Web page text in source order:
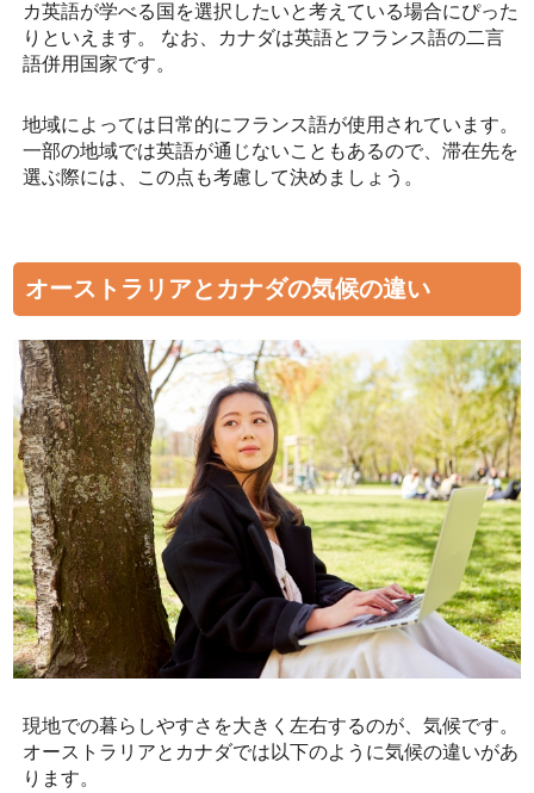
カ英語が学べる国を選択したいと考えている場合にぴった
りといえます。 なお、カナダは英語とフランス語の二言
語併用国家です。
地域によっては日常的にフランス語が使用されています。
一部の地域では英語が通じないこともあるので、滞在先を
選ぶ際には、この点も考慮して決めましょう。
オーストラリアとカナダの気候の違い
現地での暮らしやすさを大きく左右するのが、気候です。
オーストラリアとカナダでは以下のように気候の違いがあ
ります。